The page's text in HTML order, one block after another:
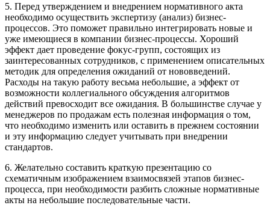
5. Перед утверждением и внедрением нормативного акта
необходимо осуществить экспертизу (анализ) бизнес-
процессов. Это поможет правильно интегрировать новые и
уже имеющиеся в компании бизнес-процессы. Хороший
эффект дает проведение фокус-групп, состоящих из
заинтересованных сотрудников, с применением описательных
методик для определения ожиданий от нововведений.
Расходы на такую работу весьма небольшие, а эффект от
возможности коллегиального обсуждения алгоритмов
действий превосходит все ожидания. В большинстве случае у
менеджеров по продажам есть полезная информация о том,
что необходимо изменить или оставить в прежнем состоянии
и эту информацию следует учитывать при внедрении
стандартов.
6. Желательно составить краткую презентацию со
схематичным изображением взаимосвязей этапов бизнес-
процесса, при необходимости разбить сложные нормативные
акты на небольшие последовательные части.